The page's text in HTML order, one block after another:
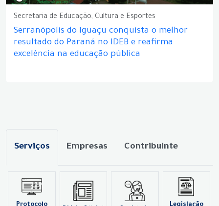
Secretaria de Educação, Cultura e Esportes
Serranópolis do Iguaçu conquista o melhor
resultado do Paraná no IDEB e reafirma
excelência na educação pública
Serviços Empresas Contribuinte